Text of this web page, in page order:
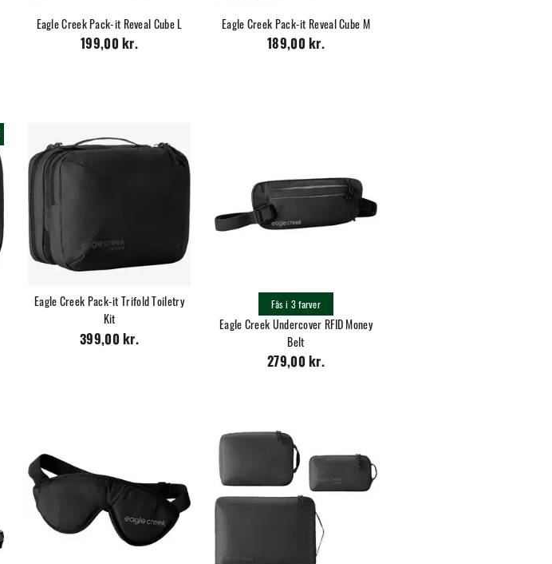
Eagle Creek Pack-it Reveal Cube L
199,00 kr.
Eagle Creek Pack-it Reveal Cube M
189,00 kr.
Eagle Creek Pack-it Trifold Toiletry
Kit
399,00 kr.
Eagle Creek Undercover RFID Money
Belt
279,00 kr.
Fås i 3 farver